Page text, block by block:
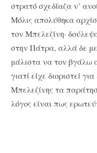
στρατό σχεδίαζα ν’
Μόλις απολύθηκα
τον Μπελεζίνη·
στην Πάτρα, αλλά δε
μάλιστα να τον βγάλω
γιατί είχε διοριστεί
Μπελεζίνης τα
λόγος είναι πως